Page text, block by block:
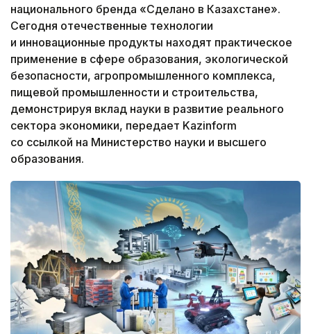
национального бренда «Сделано в Казахстане».
Сегодня отечественные технологии
и инновационные продукты находят практическое
применение в сфере образования, экологической
безопасности, агропромышленного комплекса,
пищевой промышленности и строительства,
демонстрируя вклад науки в развитие реального
сектора экономики, передает Kazinform
со ссылкой на Министерство науки и высшего
образования.